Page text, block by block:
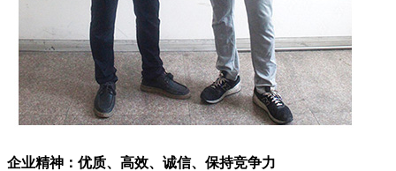
企业精神：优质、高效、诚信、保持竞争力